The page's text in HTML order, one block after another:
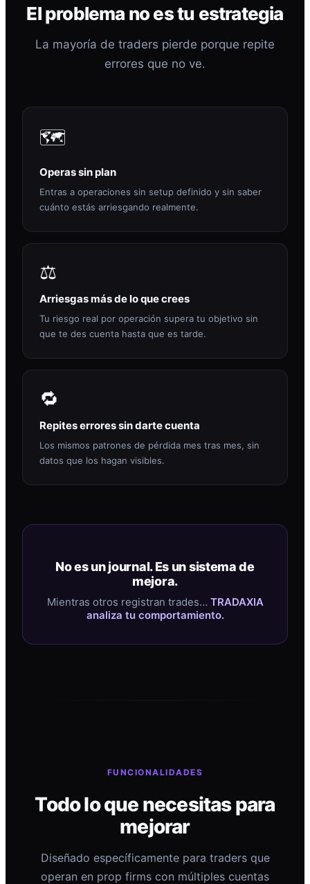
El problema no es tu estrategia
La mayoría de traders pierde porque repite
errores que no ve.
🗺️
Operas sin plan
Entras a operaciones sin setup definido y sin saber
cuánto estás arriesgando realmente.
⚖️
Arriesgas más de lo que crees
Tu riesgo real por operación supera tu objetivo sin
que te des cuenta hasta que es tarde.
🔁
Repites errores sin darte cuenta
Los mismos patrones de pérdida mes tras mes, sin
datos que los hagan visibles.
No es un journal. Es un sistema de
mejora.
Mientras otros registran trades… TRADAXIA
analiza tu comportamiento.
FUNCIONALIDADES
Todo lo que necesitas para
mejorar
Diseñado específicamente para traders que
operan en prop firms con múltiples cuentas